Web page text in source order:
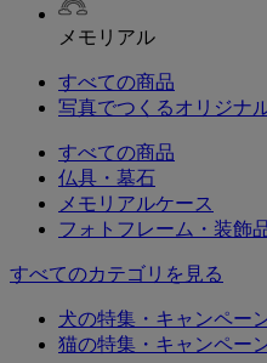
メモリアル
すべての商品
写真でつくるオリジナ
すべての商品
仏具・墓石
メモリアルケース
フォトフレーム・装飾
すべてのカテゴリを見る
犬の特集・キャンペー
猫の特集・キャンペー